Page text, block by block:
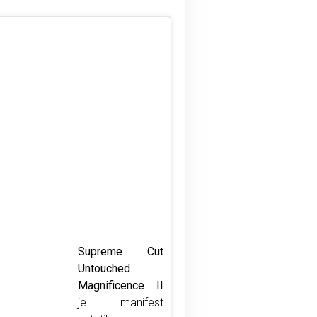
Supreme Cut
Untouched
Magnificence II
je manifest